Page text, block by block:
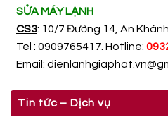
SỬA MÁY LẠNH
CS3: 10/7 Đường 14, An
Tel : 0909765417. Hotline:
Email:
Tin tức – Dịch vụ